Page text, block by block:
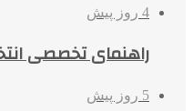
4 روز پیش
راهنمای تخصصی
5 روز پیش